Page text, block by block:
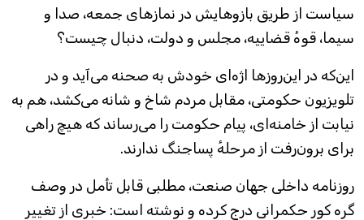
سیاست از طریق بازوهایش در نمازهای جمعه، صدا و
سیما، قوه‌ٔ قضاییه، مجلس و دولت، دنبال چیست؟
این‌که در این‌روزها اژه‌ای خودش به صحنه می‌آید و در
تلویزیون حکومتی، مقابل مردم شاخ و شانه می‌کشد، هم به
نیابت از خامنه‌ای، پیام حکومت را می‌رساند که هیچ راهی
برای برون‌رفت از مرحله‌ٔ پساجنگ ندارند.
روزنامه‌ داخلی جهان صنعت، مطلبی قابل تأمل در وصف
گره کور حکمرانی درج کرده و نوشته است: خبری از تغییر